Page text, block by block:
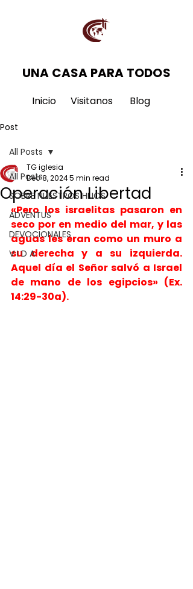
UNA CASA PARA TODOS
Inicio Visitanos Blog
Post
All Posts
SOBRE NUESTROS HIJOS
ADVENTUS
DEVOCIONALES
V I D A
All Posts
Operación Libertad
TG iglesia
Dec 8, 20245 min read
«Pero los israelitas pasaron en
seco por en medio del mar, y las
aguas les eran como un muro a
su derecha y a su izquierda.
Aquel día el Señor salvó a Israel
de mano de los egipcios» (Ex.
14:29-30a).